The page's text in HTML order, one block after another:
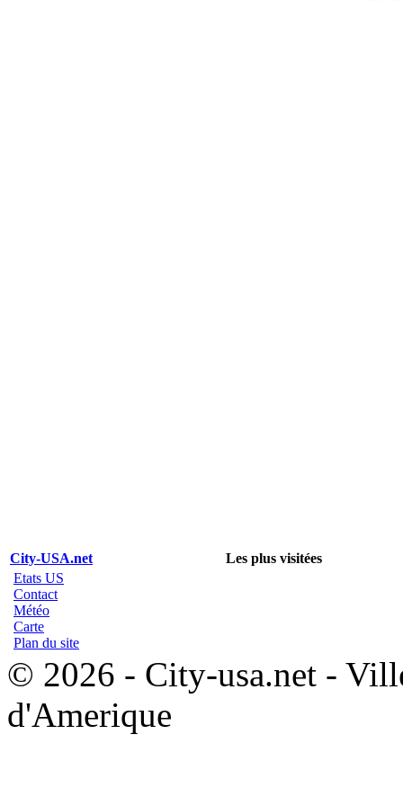
City-USA.net
Les plus visitées
Etats US
Contact
Météo
Carte
Plan du site
© 2026 - City-usa.net -
d'Amerique